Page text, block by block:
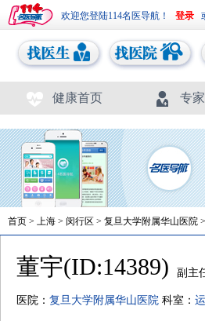
欢迎您登陆114名医导航！
健康首页 专
首页 > 上海 > 闵行区 > 复旦大学附属华山医院 >
董宇(ID:14389) 副主
医院： 复旦大学附属华山医院 科室：